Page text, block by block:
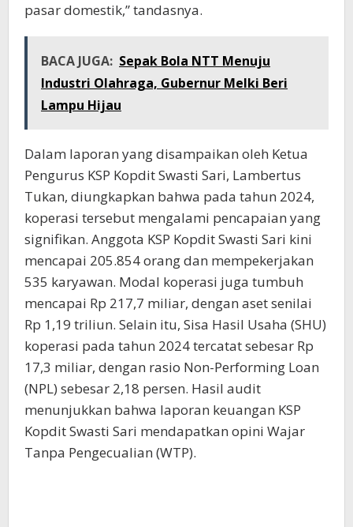
pasar domestik,” tandasnya.
BACA JUGA: Sepak Bola NTT Menuju
Industri Olahraga, Gubernur Melki Beri
Lampu Hijau
Dalam laporan yang disampaikan oleh Ketua
Pengurus KSP Kopdit Swasti Sari, Lambertus
Tukan, diungkapkan bahwa pada tahun 2024,
koperasi tersebut mengalami pencapaian yang
signifikan. Anggota KSP Kopdit Swasti Sari kini
mencapai 205.854 orang dan mempekerjakan
535 karyawan. Modal koperasi juga tumbuh
mencapai Rp 217,7 miliar, dengan aset senilai
Rp 1,19 triliun. Selain itu, Sisa Hasil Usaha (SHU)
koperasi pada tahun 2024 tercatat sebesar Rp
17,3 miliar, dengan rasio Non-Performing Loan
(NPL) sebesar 2,18 persen. Hasil audit
menunjukkan bahwa laporan keuangan KSP
Kopdit Swasti Sari mendapatkan opini Wajar
Tanpa Pengecualian (WTP).